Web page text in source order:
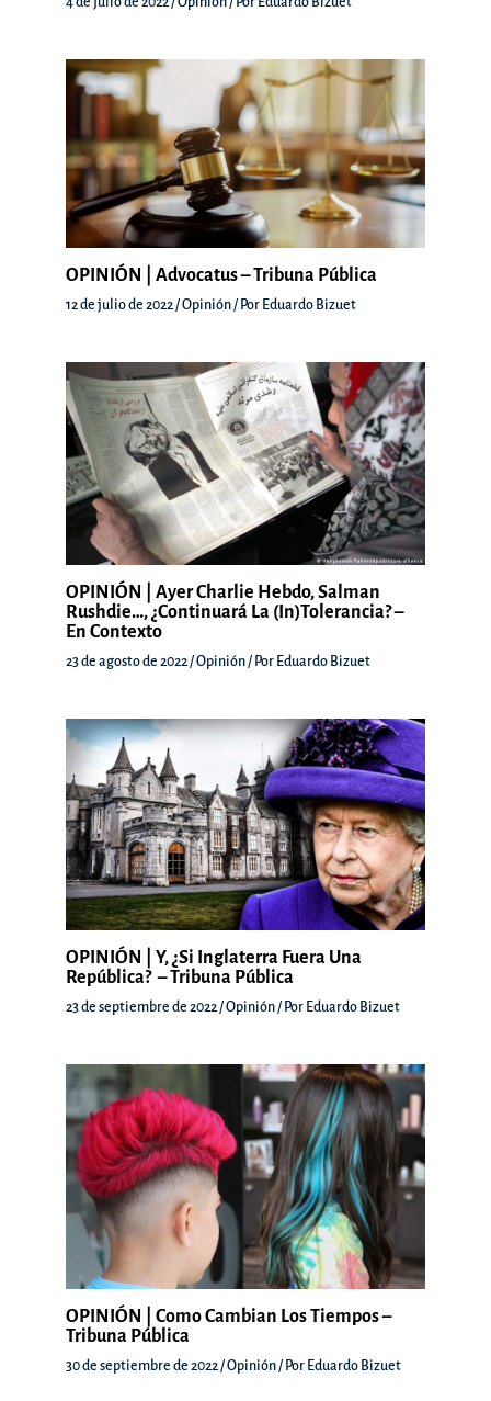
OPINIÓN | Advocatus – Tribuna Pública
12 de julio de 2022/Opinión/ Por Eduardo Bizuet
OPINIÓN | Ayer Charlie Hebdo, Salman
Rushdie…, ¿continuará La (in)tolerancia? –
En Contexto
23 de agosto de 2022 /Opinión / Por Eduardo Bizuet
OPINIÓN | Y, ¿si Inglaterra Fuera Una
República? – Tribuna Pública
23 de septiembre de 2022/Opinión/ Por Eduardo Bizuet
OPINIÓN | Como Cambian Los Tiempos –
Tribuna Pública
30 de septiembre de 2022/Opinión/ Por Eduardo Bizuet